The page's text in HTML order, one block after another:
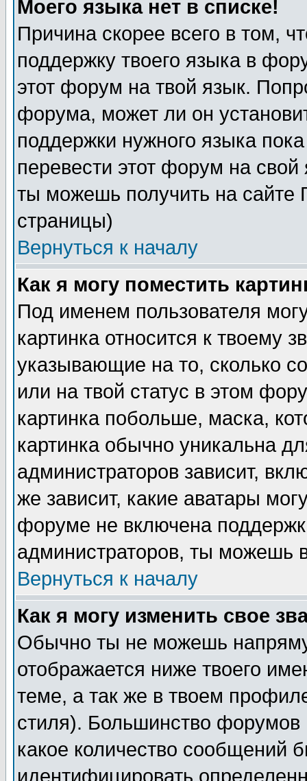
Моего языка нет в списке!
Причина скорее всего в том,
поддержку твоего языка в
этот форум на твой язык.
форума, может ли он
поддержки нужного языка
перевести этот форум на
ты можешь получить на сайте
страницы)
Вернуться к началу
Как я могу поместить
Под именем пользователя
картинка относится к твоему
указывающие на то, сколько
или на твой статус в этом
картинка побольше, маска,
картинка обычно уникальна
администраторов зависит,
же зависит, какие аватары
форуме не включена
администраторов, ты можешь
Вернуться к началу
Как я могу изменить свое
Обычно ты не можешь
отображается ниже твоего
теме, а так же в твоем
стиля). Большинство форумов
какое количество сообщений
идентифицировать